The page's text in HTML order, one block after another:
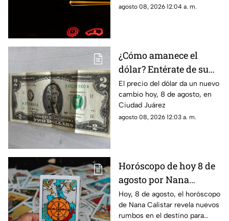
hoy, 8 de agosto
agosto 08, 2026 12:04 a. m.
¿Cómo amanece el
dólar? Entérate de su
precio hoy, 8 de agosto,
en Ciudad Juárez
El precio del dólar da un nuevo
cambio hoy, 8 de agosto, en
Ciudad Juárez
agosto 08, 2026 12:03 a. m.
Horóscopo de hoy 8 de
agosto por Nana
Calistar: ¿Qué te depara
el destino este sábado?
Hoy, 8 de agosto, el horóscopo
de Nana Calistar revela nuevos
rumbos en el destino para